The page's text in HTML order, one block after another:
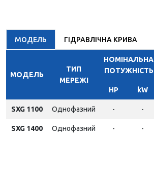
МОДЕЛЬ ГІДРАВЛІЧНА КРИВА
МОДЕЛЬ
ТИП
МЕРЕЖІ
НОМІНАЛЬНА
ПОТУЖНІСТЬ
HP kW
SXG 1100 Однофазний - -
SXG 1400 Однофазний - -